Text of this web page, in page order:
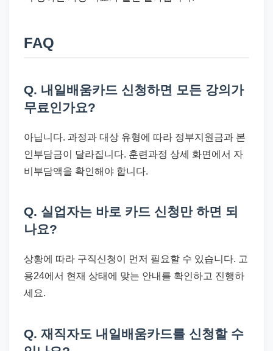
FAQ
Q. 내일배움카드 신청하면 모든 강의가
무료인가요?
아닙니다. 과정과 대상 유형에 따라 정부지원금과 본
인부담금이 달라집니다. 훈련과정 상세 화면에서 자
비부담액을 확인해야 합니다.
Q. 실업자는 바로 카드 신청만 하면 되
나요?
상황에 따라 구직신청이 먼저 필요할 수 있습니다. 고
용24에서 현재 상태에 맞는 안내를 확인하고 진행하
세요.
Q. 재직자도 내일배움카드를 신청할 수